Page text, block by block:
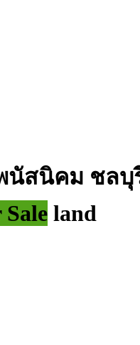
สนิคม ชลบุ
land